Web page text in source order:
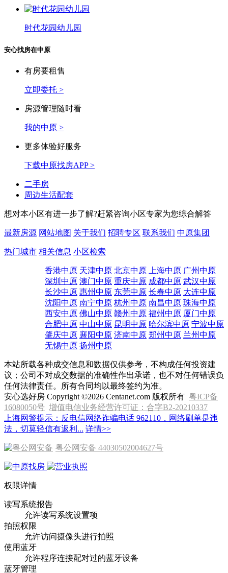
时代花园幼儿园
安心找房在中原
有房要租售
立即委托 >
房源管理随时看
我的中原 >
更多体验好服务
下载中原找房APP >
二手房
周边生活配套
想对本小区有进一步了解?赶紧咨询小区专家为您综合解答
最新房源 网站地图 关于我们 招聘专区 联系我们 中原集团
热门城市 相关信息 小区检索
香港中原 天津中原 北京中原 上海中原 广州中原
深圳中原 澳门中原 重庆中原 成都中原 武汉中原
长沙中原 惠州中原 东莞中原 长春中原 大连中原
沈阳中原 南宁中原 杭州中原 南昌中原 珠海中原
西安中原 佛山中原 赣州中原 福州中原 厦门中原
合肥中原 中山中原 昆明中原 哈尔滨中原 宁波中原
肇庆中原 襄阳中原 济南中原 郑州中原 兰州中原
无锡中原 扬州中原
本站所载各种成交信息和数据仅供参考，不构成任何投资建
议；公司不对成交数据的准确性作出承诺，也不对任何错误负
任何法律责任。所有合同均以最终签约为准。
安心选好房 Copyright ©2026 Centanet.com 版权所有 粤ICP备
16080050号 增值电信业务经营许可证：合字B2-20210337
上海网警提示：反电信网络诈骗电话 962110，网络刷单是违
法，切莫轻信有返利... 详情>>
粤公网安备 44030502004627号
权限详情
读写系统报告
允许读写系统设置项
拍照权限
允许访问摄像头进行拍照
使用蓝牙
允许程序连接配对过的蓝牙设备
蓝牙管理